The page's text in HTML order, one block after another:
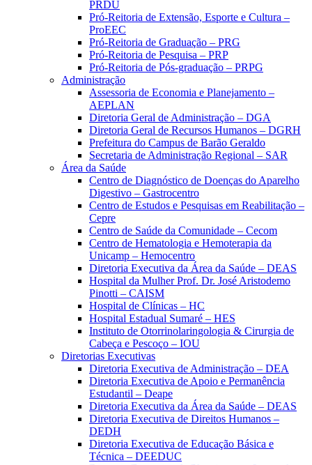
PRDU
Pró-Reitoria de Extensão, Esporte e Cultura –
ProEEC
Pró-Reitoria de Graduação – PRG
Pró-Reitoria de Pesquisa – PRP
Pró-Reitoria de Pós-graduação – PRPG
Administração
Assessoria de Economia e Planejamento –
AEPLAN
Diretoria Geral de Administração – DGA
Diretoria Geral de Recursos Humanos – DGRH
Prefeitura do Campus de Barão Geraldo
Secretaria de Administração Regional – SAR
Área da Saúde
Centro de Diagnóstico de Doenças do Aparelho
Digestivo – Gastrocentro
Centro de Estudos e Pesquisas em Reabilitação –
Cepre
Centro de Saúde da Comunidade – Cecom
Centro de Hematologia e Hemoterapia da
Unicamp – Hemocentro
Diretoria Executiva da Área da Saúde – DEAS
Hospital da Mulher Prof. Dr. José Aristodemo
Pinotti – CAISM
Hospital de Clínicas – HC
Hospital Estadual Sumaré – HES
Instituto de Otorrinolaringologia & Cirurgia de
Cabeça e Pescoço – IOU
Diretorias Executivas
Diretoria Executiva de Administração – DEA
Diretoria Executiva de Apoio e Permanência
Estudantil – Deape
Diretoria Executiva da Área da Saúde – DEAS
Diretoria Executiva de Direitos Humanos –
DEDH
Diretoria Executiva de Educação Básica e
Técnica – DEEDUC